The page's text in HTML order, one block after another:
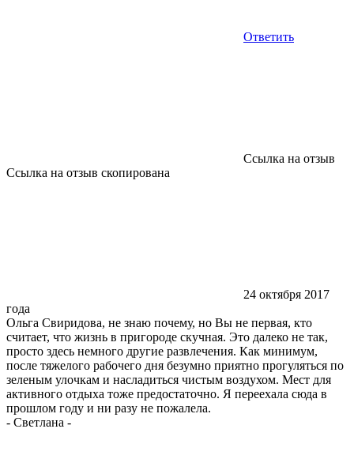
Ответить
Ссылка на отзыв
Ссылка на отзыв скопирована
24 октября 2017
года
Ольга Свиридова, не знаю почему, но Вы не первая, кто
считает, что жизнь в пригороде скучная. Это далеко не так,
просто здесь немного другие развлечения. Как минимум,
после тяжелого рабочего дня безумно приятно прогуляться по
зеленым улочкам и насладиться чистым воздухом. Мест для
активного отдыха тоже предостаточно. Я переехала сюда в
прошлом году и ни разу не пожалела.
- Светлана -